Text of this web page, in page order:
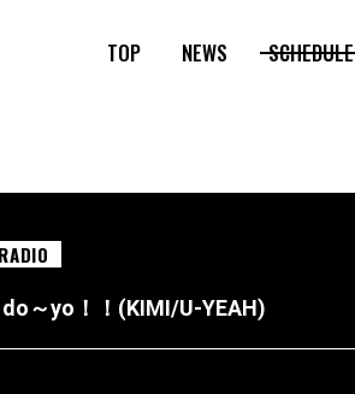
TOP NEWS SCHEDULE
RADIO
～yo！！(KIMI/U-YEAH)